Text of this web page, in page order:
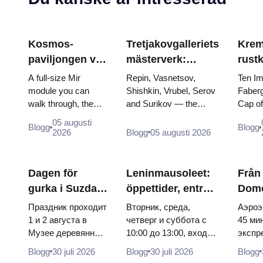
Kosmos-
paviljongen vid
VDNKh: Inuti
Rysslands
största
rymdutställning
A full-size Mir
module you can
walk through, the
model, scorched
flight...
Blogg 05 augusti
2026
Tretjakovgalleriets
mästerverk:
målningarna som
är värda att
planera kring
Repin, Vasnetsov,
Shishkin, Vrubel, Serov
and Surikov — the
where they hang, and
Blogg 05 augusti 2026
Ten
Cap
of
Blogg
Dagen för
gurka i Suzdal
2026: biljetter,
datum och hur
man kommer
från Moskva
Праздник проходит
1 и 2 августа в
Музее деревянного
Сколько стоят
Blogg 30 juli 2026
Leninmausoleet:
öppettider, entré
och den stora
förvirringen med
Kremlen
Вторник, среда,
четверг и суббота с
10:00 до 13:00, вход
источники расходятся
Blogg 30 juli 2026
Från
till
45
Blogg